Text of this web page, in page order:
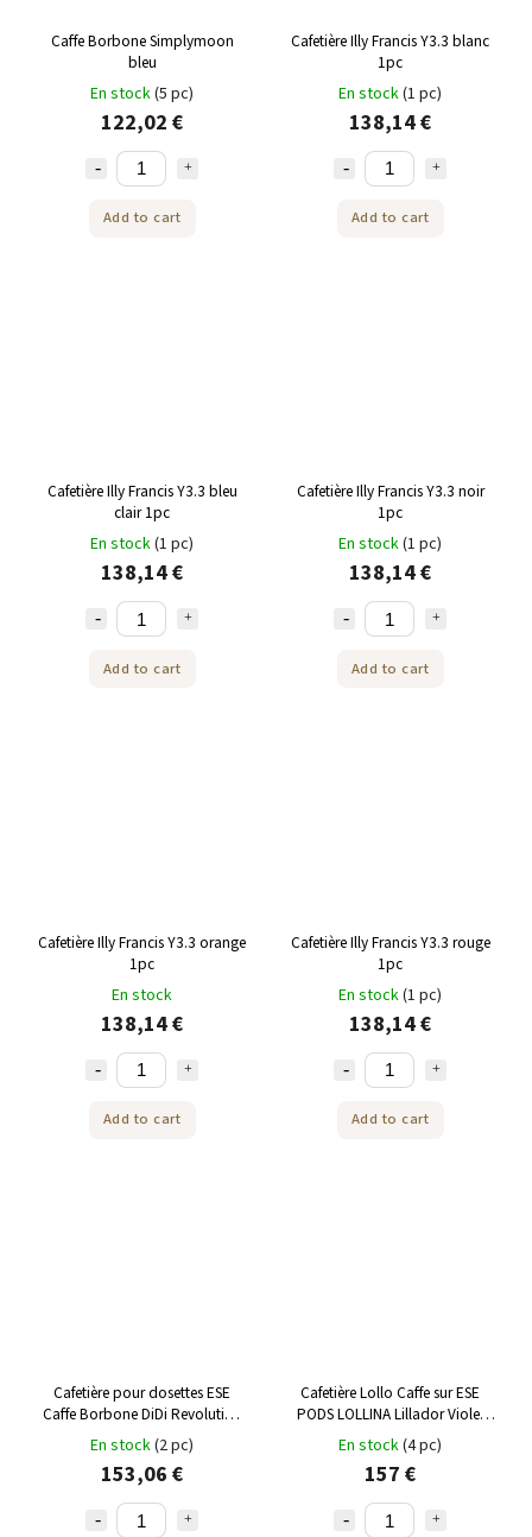
Caffe Borbone Simplymoon
bleu
En stock(5 pc)
122,02 €
Add to cart
Cafetière Illy Francis Y3.3 blanc
1pc
En stock(1 pc)
138,14 €
Add to cart
Cafetière Illy Francis Y3.3 bleu
clair 1pc
En stock(1 pc)
138,14 €
Add to cart
Cafetière Illy Francis Y3.3 noir
1pc
En stock(1 pc)
138,14 €
Add to cart
Cafetière Illy Francis Y3.3 orange
1pc
En stock
138,14 €
Add to cart
Cafetière Illy Francis Y3.3 rouge
1pc
En stock(1 pc)
138,14 €
Add to cart
Cafetière pour dosettes ESE
Caffe Borbone DiDi Revolution
Blue
En stock(2 pc)
153,06 €
Cafetière Lollo Caffe sur ESE
PODS LOLLINA Lillador Violet
clair + 40 ESE Pods
En stock(4 pc)
157 €